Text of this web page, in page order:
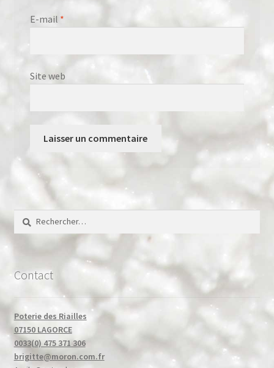
E-mail *
Site web
Rechercher :
Contact
Poterie des Riailles
07150 LAGORCE
0033(0) 475 371 306
brigitte@moron.com.fr